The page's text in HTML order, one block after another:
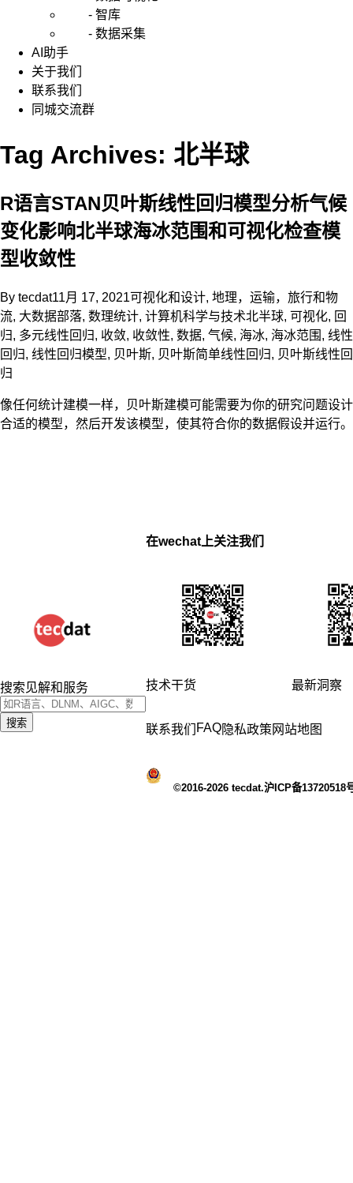
- 智库
- 数据采集
AI助手
关于我们
联系我们
同城交流群
Tag Archives: 北半球
R语言STAN贝叶斯线性回归模型分析气候
变化影响北半球海冰范围和可视化检查模
型收敛性
By tecdat11月 17, 2021可视化和设计, 地理，运输，旅行和物
流, 大数据部落, 数理统计, 计算机科学与技术北半球, 可视化, 回
归, 多元线性回归, 收敛, 收敛性, 数据, 气候, 海冰, 海冰范围 , 线性
回归, 线性回归模型, 贝叶斯, 贝叶斯简单线性回归, 贝叶斯线性回
归
像任何统计建模一样，贝叶斯建模可能需要为你的研究问题设计
合适的模型，然后开发该模型，使其符合你的数据假设并运行。
搜索见解和服务
搜索
在wechat上关注我们
技术干货 最新洞察
联系我们 FAQ隐私政策 网站地图
©2016-2026 tecdat.沪ICP备13720518